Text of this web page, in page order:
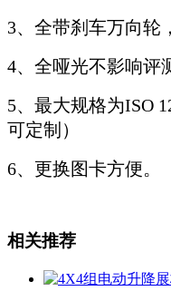
3、全带刹车万向轮
4、全哑光不影响评
5、最大规格为ISO
可定制）
6、更换图卡方便。
相关推荐